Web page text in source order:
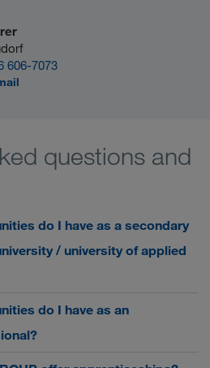
606-7073
questions and
do I have as a secondary
/ university of applied
do I have as an